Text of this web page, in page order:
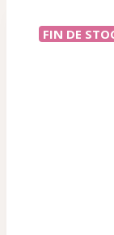
FIN DE